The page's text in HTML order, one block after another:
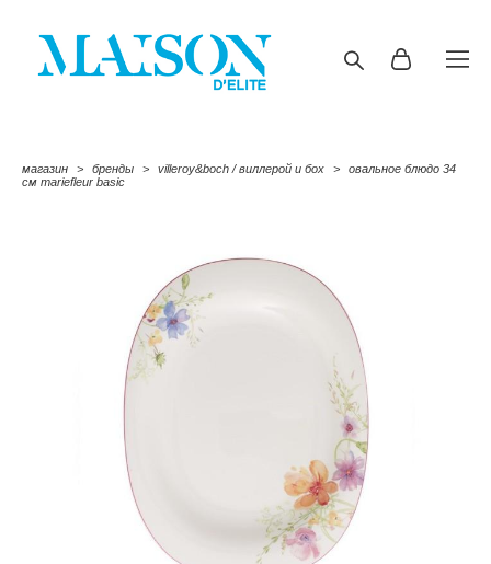
магазин > бренды > villeroy&boch / виллерой и бох >
овальное блюдо 34
см mariefleur basic